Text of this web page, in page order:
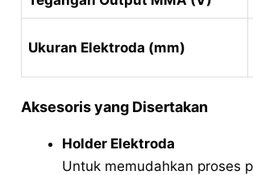
Ukuran Elektroda (mm)
Aksesoris yang Disertakan
Holder Elektroda
Untuk memudahkan proses